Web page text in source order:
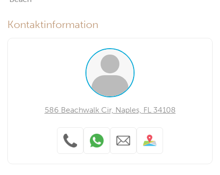
Kontaktinformation
586 Beachwalk Cir, Naples, FL 34108